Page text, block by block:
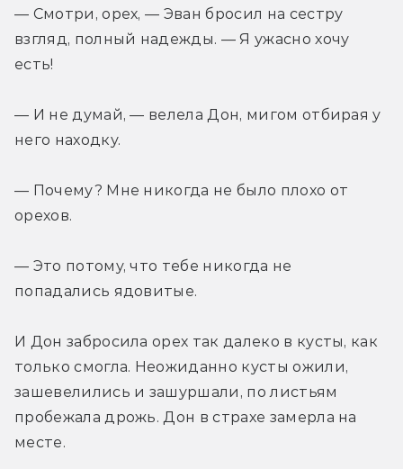
— Смотри, орех, — Эван бросил на сестру
взгляд, полный надежды. — Я ужасно хочу
есть!
— И не думай, — велела Дон, мигом отбирая у
него находку.
— Почему? Мне никогда не было плохо от
орехов.
— Это потому, что тебе никогда не
попадались ядовитые.
И Дон забросила орех так далеко в кусты, как
только смогла. Неожиданно кусты ожили,
зашевелились и зашуршали, по листьям
пробежала дрожь. Дон в страхе замерла на
месте.